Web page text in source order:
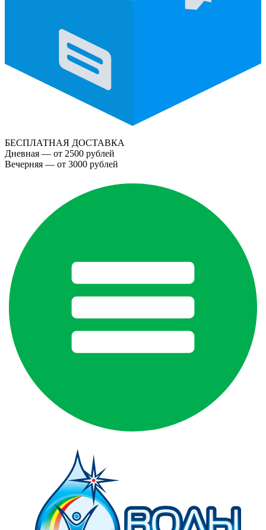
БЕСПЛАТНАЯ ДОСТАВКА
Дневная — от 2500 рублей
Вечерняя — от 3000 рублей